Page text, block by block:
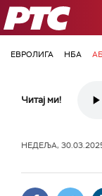
РТС
ЕВРОЛИГА НБА
Читај ми!
НЕДЕЉА,